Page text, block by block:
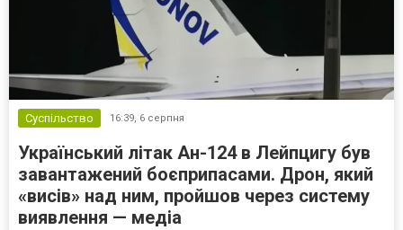
Суспільство 16:39, 6 серпня
Український літак Ан-124 в Лейпцигу був
завантажений боєприпасами. Дрон, який
«висів» над ним, пройшов через систему
виявлення — медіа